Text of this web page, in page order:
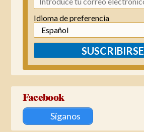
Idioma de preferencia
SUSCRIBIRSE
Facebook
Síganos